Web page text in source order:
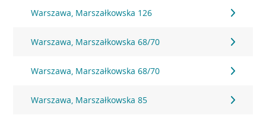
Warszawa, Marszałkowska 126
Warszawa, Marszałkowska 68/70
Warszawa, Marszałkowska 68/70
Warszawa, Marszałkowska 85